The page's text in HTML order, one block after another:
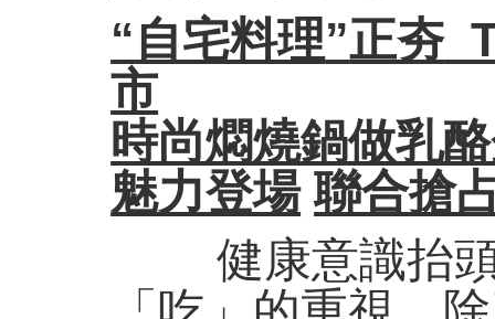
“自宅料理”正夯
市
時尚燜燒鍋做乳
魅力登場 聯合搶
健康意識抬頭